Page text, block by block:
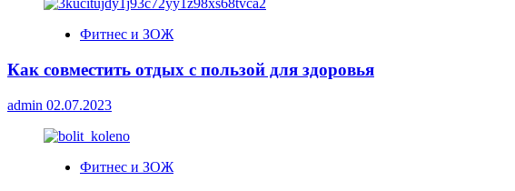
Фитнес и ЗОЖ
Как совместить отдых с пользой для здоровья
admin 02.07.2023
Фитнес и ЗОЖ